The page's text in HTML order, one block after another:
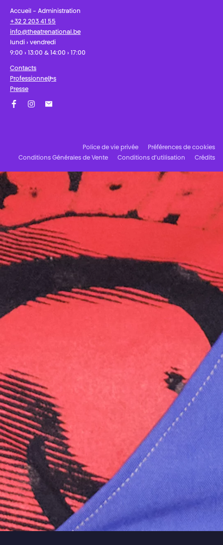
Accueil - Administration
+32 2 203 41 55
info@theatrenational.be
lundi › vendredi
9:00 › 13:00 & 14:00 › 17:00
Contacts
Professionnel·les
Presse
Police de vie privée
Préférences de cookies
Conditions Générales de Vente
Conditions d’utilisation Crédits